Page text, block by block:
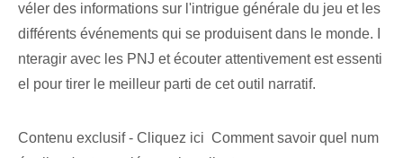
véler des informations sur l'intrigue générale du jeu et les
différents événements qui se produisent dans le monde. I
nteragir avec les PNJ et écouter attentivement est essenti
el pour tirer le meilleur parti de cet outil narratif.
Contenu exclusif - Cliquez ici Comment savoir quel num